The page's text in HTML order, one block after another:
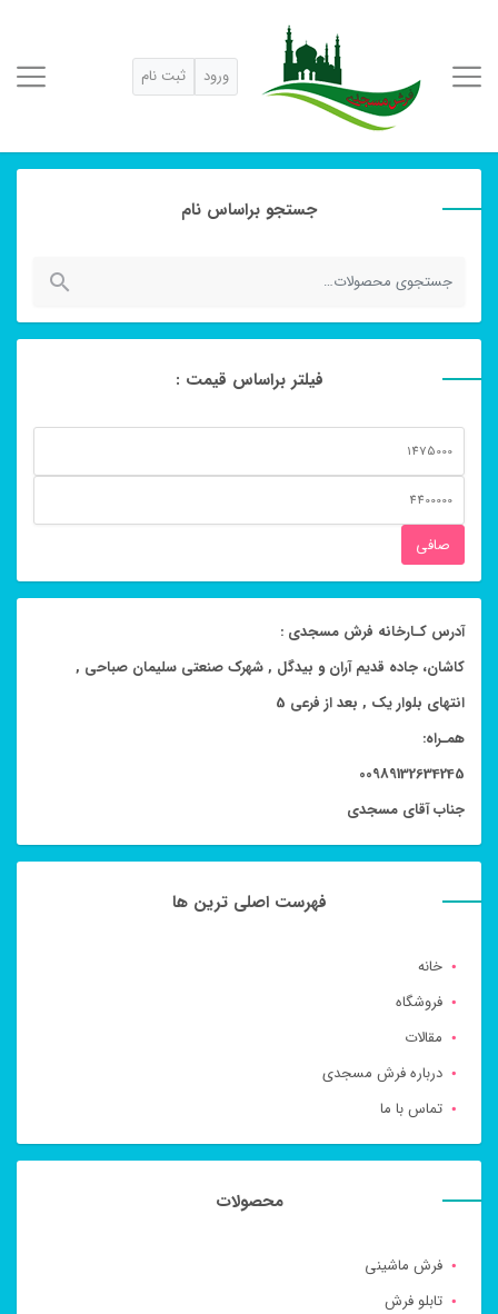
ورود ثبت نام
جستجو براساس نام
جستجو
فیلتر براساس قیمت :
قیمت
قيمت
صافی
آدرس کـارخانه فرش مسجدی :
کاشان، جاده قدیم آران و بیدگل , شهرک صنعتی سلیمان صباحی ,
انتهای بلوار یک , بعد از فرعی 5
همـراه:
00989132634245
جناب آقای مسجدی
فهرست اصلی ترین ها
خانه
فروشگاه
مقالات
درباره فرش مسجدی
تماس با ما
محصولات
فرش ماشینی
تابلو فرش